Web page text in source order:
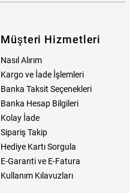
Müşteri Hizmetleri
Nasıl Alırım
Kargo ve İade İşlemleri
Banka Taksit Seçenekleri
Banka Hesap Bilgileri
Kolay İade
Sipariş Takip
Hediye Kartı Sorgula
E-Garanti ve E-Fatura
Kullanım Kılavuzları